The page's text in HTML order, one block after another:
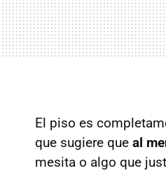
El piso es
que sugiere que al
mesita o algo que